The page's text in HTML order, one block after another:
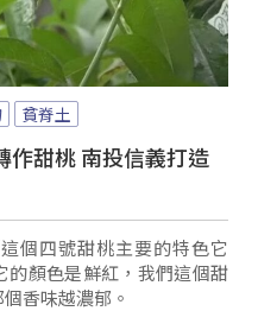
貧脊土
作甜桃 南投信義打造
個四號甜桃主要的特色它
的顏色是鮮紅，我們這個甜
香味越濃郁。